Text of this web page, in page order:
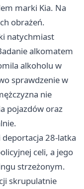
marki Kia. Na
obrażeń.
natychmiast
alkomatem
alkoholu w
sprawdzenie w
nie
pojazdów oraz
deportacja 28-latka
celi, a jego
strzeżonym.
skrupulatnie